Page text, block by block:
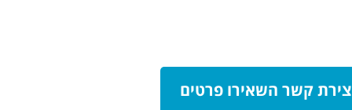
קשר השאירו פרטים